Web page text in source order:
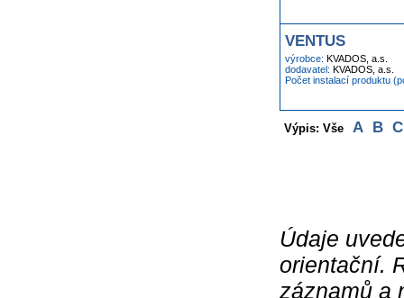
VENTUS
výrobce: KVADOS, a.s.
dodavatel: KVADOS, a.s.
Počet instalací produktu
Výpis: Vše A B C
Údaje
orientační.
záznamů a